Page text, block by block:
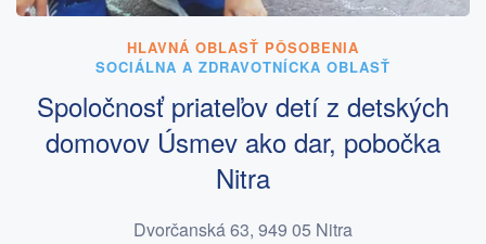
HLAVNÁ OBLASŤ PÔSOBENIA
SOCIÁLNA A ZDRAVOTNÍCKA OBLASŤ
Spoločnosť priateľov detí z detských
domovov Úsmev ako dar, pobočka
Nitra
Dvorčanská 63, 949 05 Nitra